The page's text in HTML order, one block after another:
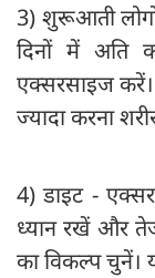
3) शुरूआती
दिनों में अति
एक्सरसाइज करें।
ज्यादा करना
4) डाइट -
ध्यान रखें और
का विकल्प चुनें।